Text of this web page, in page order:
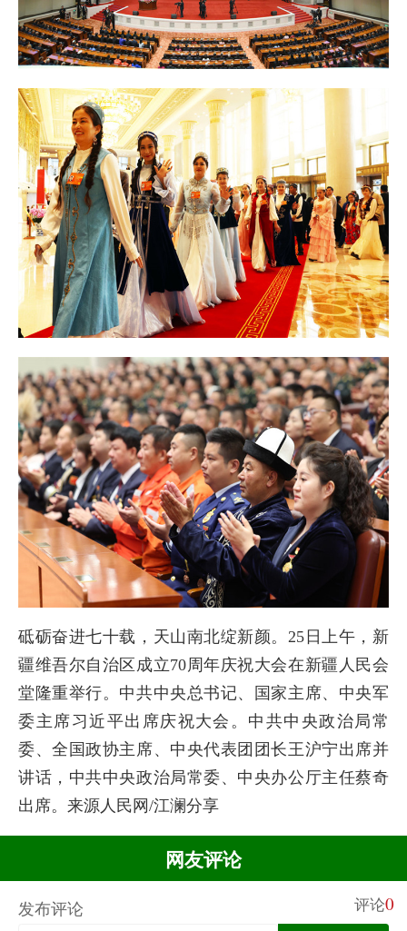
砥砺奋进七十载，天山南北绽新颜。25日上午，新
疆维吾尔自治区成立70周年庆祝大会在新疆人民会
堂隆重举行。中共中央总书记、国家主席、中央军
委主席习近平出席庆祝大会。中共中央政治局常
委、全国政协主席、中央代表团团长王沪宁出席并
讲话，中共中央政治局常委、中央办公厅主任蔡奇
出席。来源人民网/江澜分享
网友评论
发布评论 评论0